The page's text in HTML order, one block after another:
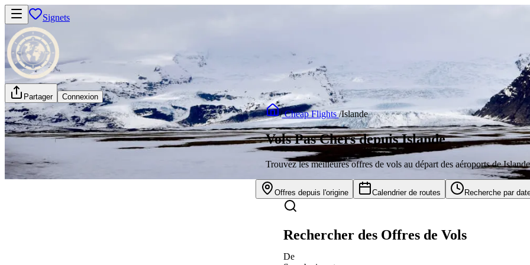
Signets
Partager Connexion
/Cheap Flights/Islande
Vols Pas Chers depuis Islande
Trouvez les meilleures offres de vols au départ des aéroports de Islande
Offres depuis l'origine Calendrier de routes Recherche par
Rechercher des Offres de Vols
De